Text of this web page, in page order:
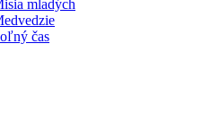
mladých
čas